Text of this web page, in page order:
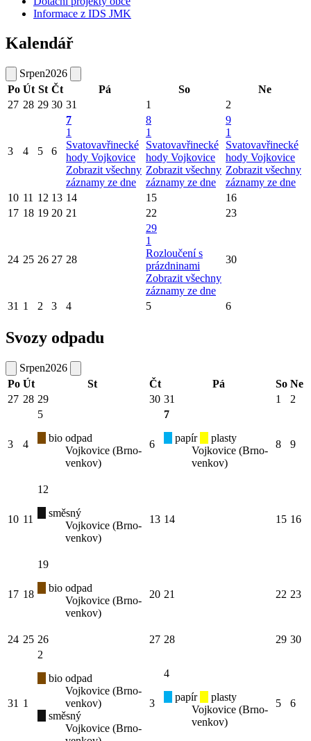
Informace z IDS JMK
Kalendář
Srpen2026
Po Út St Čt Pá So
Ne
27 28 29 30 31 1 2
3 4 5 6
7
1
Svatovavřinecké
hody Vojkovice
Zobrazit všechny
záznamy ze dne
8
1
Svatovavřinecké
hody Vojkovice
Zobrazit všechny
záznamy ze dne
9
1
Svatovavřinecké
hody Vojkovice
Zobrazit všechny
záznamy ze dne
10 11 12 13 14 15
16
17 18 19 20 21 22 23
24 25 26 27 28
29
1
Rozloučení s
prázdninami
Zobrazit všechny
záznamy ze dne
30
31 1 2 3 4 5 6
Svozy odpadu
Srpen2026
Po Út St Čt Pá So Ne
27 28 29 30 31 1 2
3 4
5
bio odpad
Vojkovice (Brno-
venkov)
6
7
papír
plasty
Vojkovice (Brno-
venkov)
8 9
10 11
12
směsný
Vojkovice (Brno-
venkov)
13 14 15 16
17 18
19
bio odpad
Vojkovice (Brno-
venkov)
20 21 22 23
24 25 26 27 28 29 30
31 1
2
bio odpad
Vojkovice (Brno-
venkov)
směsný
Vojkovice (Brno-
3
4
papír
plasty
Vojkovice (Brno-
venkov)
5 6